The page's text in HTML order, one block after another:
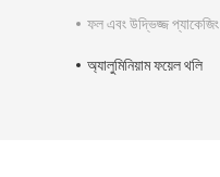
ফল এবং উদ্ভিজ্জ প্যাকেজিং
অ্যালুমিনিয়াম ফয়েল থলি